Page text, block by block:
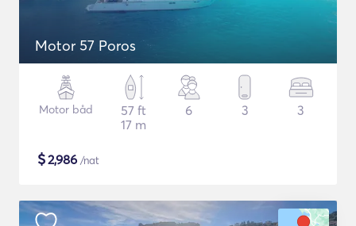
Motor 57 Poros
Motor båd
57 ft
17 m
6 3 3
$2,986 /nat